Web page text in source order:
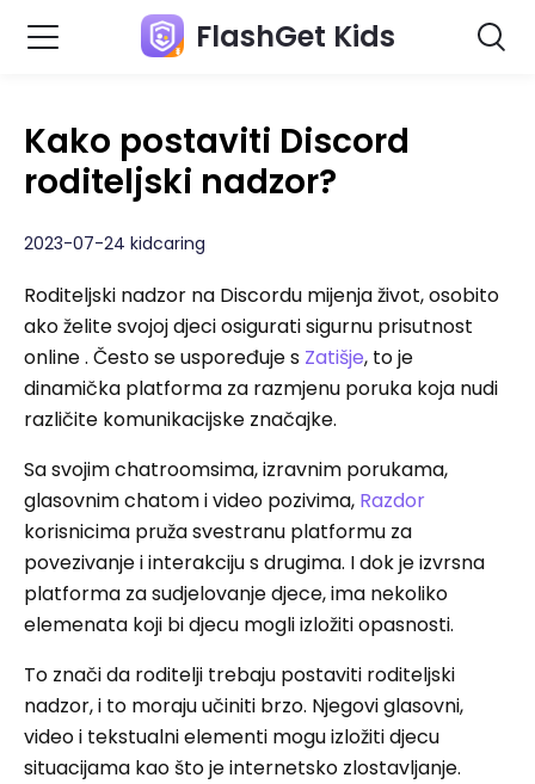
FlashGet Kids
Kako postaviti Discord
roditeljski nadzor?
2023-07-24 kidcaring
Roditeljski nadzor na Discordu mijenja život, osobito
ako želite svojoj djeci osigurati sigurnu prisutnost
online . Često se uspoređuje s Zatišje, to je
dinamička platforma za razmjenu poruka koja nudi
različite komunikacijske značajke.
Sa svojim chatroomsima, izravnim porukama,
glasovnim chatom i video pozivima, Razdor
korisnicima pruža svestranu platformu za
povezivanje i interakciju s drugima. I dok je izvrsna
platforma za sudjelovanje djece, ima nekoliko
elemenata koji bi djecu mogli izložiti opasnosti.
To znači da roditelji trebaju postaviti roditeljski
nadzor, i to moraju učiniti brzo. Njegovi glasovni,
video i tekstualni elementi mogu izložiti djecu
situacijama kao što je internetsko zlostavljanje.